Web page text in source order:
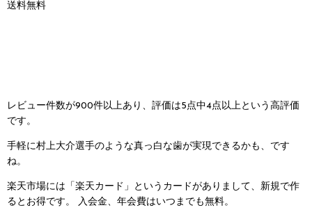
送料無料
レビュー件数が900件以上あり、評価は5点中4点以上という高評価
です。
手軽に村上大介選手のような真っ白な歯が実現できるかも、です
ね。
楽天市場には「楽天カード」というカードがありまして、新規で作
るとお得です。
入会金、年会費はいつまでも無料。